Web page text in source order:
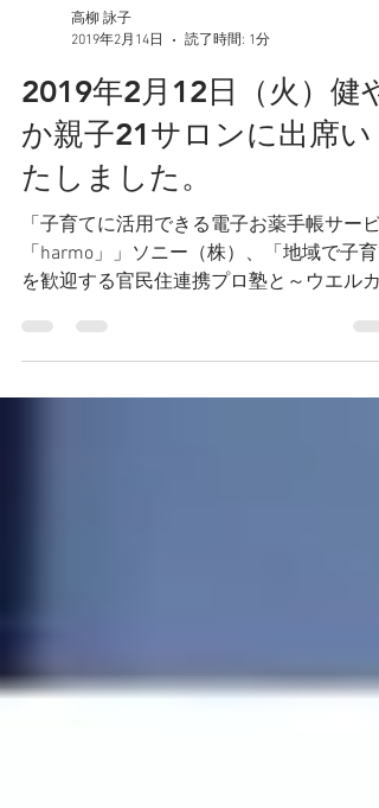
高柳 詠子
2019年2月14日
読了時間: 1分
2019年2月12日（火）健や
か親子21サロンに出席い
たしました。
「子育てに活用できる電子お薬手帳サービ
を歓迎する官民住連携プロ塾と～ウエルカ
ベビープロジェクト～」横浜を中心に活動
れている特定非営利活動法人こまちぷらす